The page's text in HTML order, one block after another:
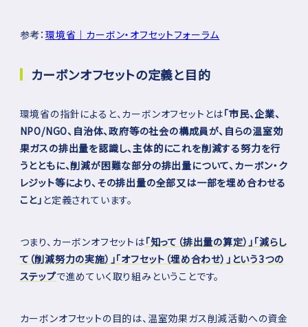
企業の経営面でのメリット
社会・環境にもたらすメリット
題点
まとめ：カーボンオフセットを正しく理解
し行動へ
参考：環境省｜カーボン・オフセットフォーラム
カーボンオフセットの定義と目的
環境省の指針によると、カーボンオフセットとは「市民、企業、
NPO/NGO、自治体、政府等の社会の構成員が、自らの温室効
果ガスの排出量を認識し、主体的にこれを削減する努力を行
うとともに、削減が困難な部分の排出量について、カーボン・ク
レジット等により、その排出量の全部又は一部を埋め合わせる
こと」 と定義されています。
つまり、カーボンオフセットは「知って（排出量の算定）」「減らし
て（削減努力の実施）」「オフセット（埋め合わせ）」という3つの
ステップで進めていく取り組みということです。
カーボンオフセットの目的は、温室効果ガス削減活動への資金